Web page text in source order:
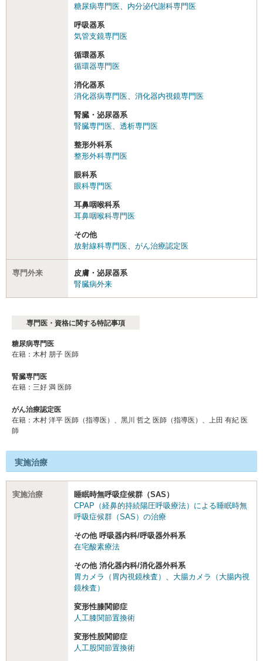
糖尿病専門医、 内分泌代謝科専門医
呼吸器系
気管支鏡専門医
循環器系
循環器専門医
消化器系
消化器病専門医、 消化器内視鏡専門医
腎臓・泌尿器系
腎臓専門医、 透析専門医
整形外科系
整形外科専門医
眼科系
眼科専門医
耳鼻咽喉科系
耳鼻咽喉科専門医
その他
放射線科専門医、 がん治療認定医
専門外来
皮膚・泌尿器系
腎臓病外来
専門医・資格に関する特記事項
糖尿病専門医
在籍：木村 朋子 医師
腎臓専門医
在籍：三好 満 医師
がん治療認定医
在籍：木村 洋平 医師（指導医）、⿊川 哲之 医師（指導医）、上⽥ 有紀 医
師
実施治療
実施治療
睡眠時無呼吸症候群（SAS）
CPAP（経鼻的持続陽圧呼吸療法）による睡眠時無
呼吸症候群（SAS）の治療
その他 呼吸器内科/呼吸器外科系
在宅酸素療法
その他 消化器内科/消化器外科系
胃カメラ（胃内視鏡検査） 、 大腸カメラ（大腸内視
鏡検査）
変形性膝関節症
人工膝関節置換術
変形性股関節症
人工股関節置換術